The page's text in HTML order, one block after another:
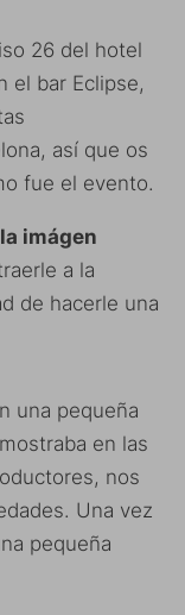
26 del hotel
el bar Eclipse,
así que os
fue el evento.
imágen
a la
de hacerle una
una pequeña
en las
nos
Una vez
pequeña